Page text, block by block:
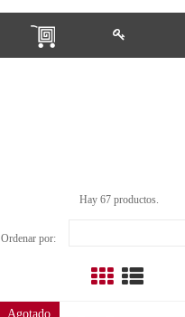
Hay 67 productos.
Ordenar por:
Agotado